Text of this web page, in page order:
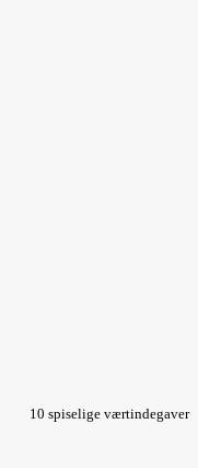
10 spiselige værtindegaver